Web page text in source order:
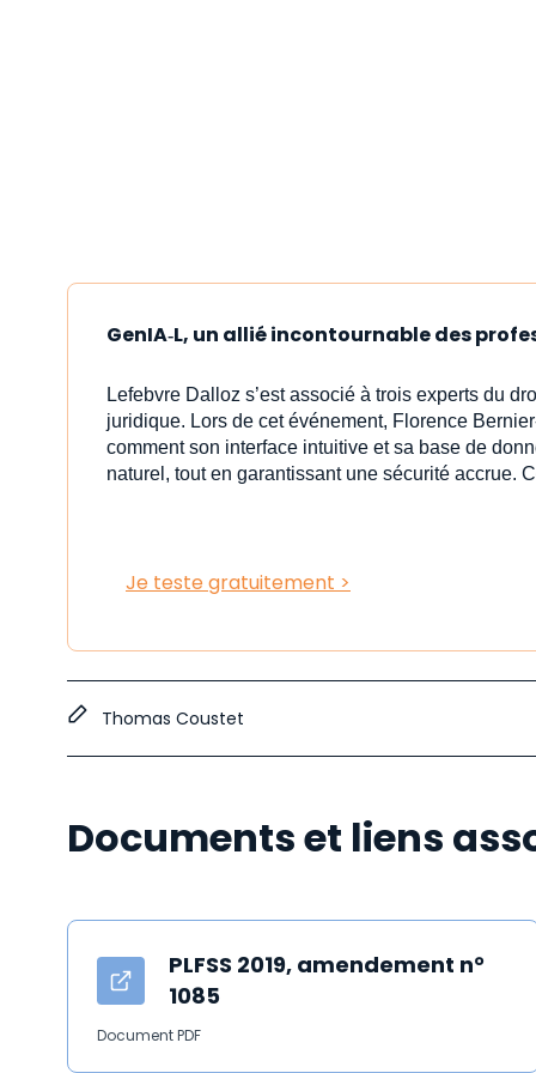
GenIA‑L, un allié incontournable des
Lefebvre Dalloz s’est associé à trois experts du
juridique. Lors de cet événement, Florence
comment son interface intuitive et sa base de
naturel, tout en garantissant une sécurité accrue.
Je teste gratuitement >
Thomas Coustet
Documents et liens
PLFSS 2019, amendement n°
1085
Document PDF